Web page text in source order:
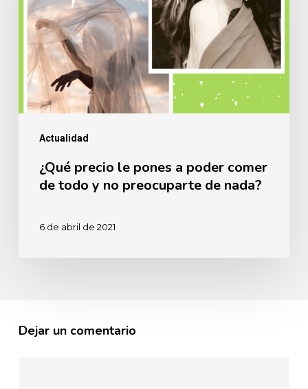
Actualidad
pones
poder
comer
todo
preocuparte
nada?
¿Qué precio le pones a poder comer
de todo y no preocuparte de nada?
6 de abril de 2021
Dejar un comentario